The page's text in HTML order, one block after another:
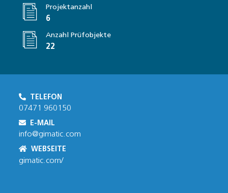
Projektanzahl
6
Anzahl Prüfobjekte
22
TELEFON
07471 960150
E-MAIL
info@gimatic.com
WEBSEITE
gimatic.com/